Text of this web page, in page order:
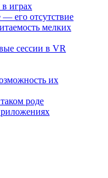
играх
его отсутствие
мелких
сессии в VR
их
роде